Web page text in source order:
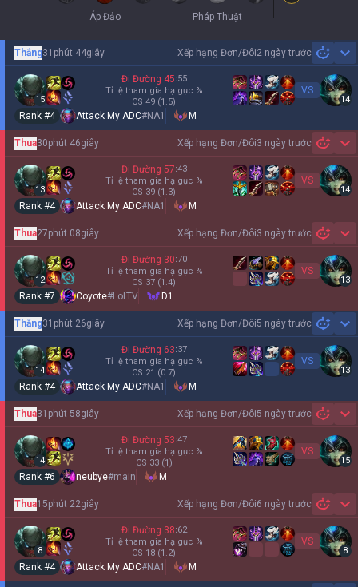
Áp Đảo Pháp Thuật
Xếp hạng Đơn/Đôi2 ngày trước
Thắng31phút 44giây
15
Đi Đường 45:55
Tỉ lệ tham gia hạ gục %
CS 49 (1.5)
VS
14
Rank #4 Attack My ADC#NA1 M
Xếp hạng Đơn/Đôi3 ngày trước
Thua30phút 46giây
13
Đi Đường 57:43
Tỉ lệ tham gia hạ gục %
CS 39 (1.3)
VS
14
Rank #4 Attack My ADC#NA1 M
Xếp hạng Đơn/Đôi3 ngày trước
Thua27phút 08giây
12
Đi Đường 30:70
Tỉ lệ tham gia hạ gục %
CS 37 (1.4)
VS
13
Rank #7 Coyote#LoLTV D1
Xếp hạng Đơn/Đôi5 ngày trước
Thắng31phút 26giây
14
Đi Đường 63:37
Tỉ lệ tham gia hạ gục %
CS 21 (0.7)
VS
13
Rank #4 Attack My ADC#NA1 M
Xếp hạng Đơn/Đôi5 ngày trước
Thua31phút 58giây
14
Đi Đường 53:47
Tỉ lệ tham gia hạ gục %
CS 33 (1)
VS
15
Rank #6 neubye#main M
Xếp hạng Đơn/Đôi6 ngày trước
Thua15phút 22giây
8
Đi Đường 38:62
Tỉ lệ tham gia hạ gục %
CS 18 (1.2)
VS
8
Rank #4 Attack My ADC#NA1 M